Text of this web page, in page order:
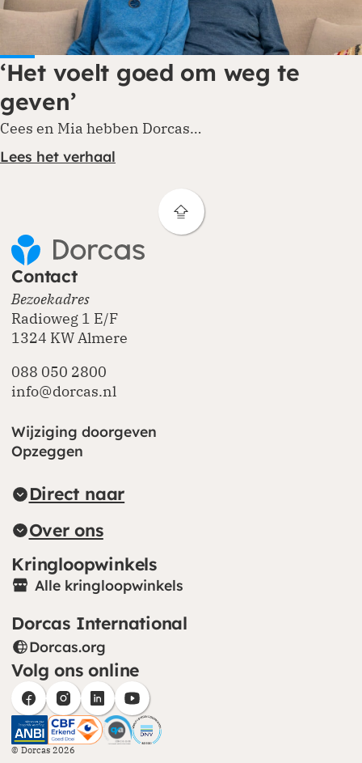
‘Het voelt goed om weg te
geven’
Cees en Mia hebben Dorcas…
Lees het verhaal
Contact
Bezoekadres
Radioweg 1 E/F
1324 KW Almere
088 050 2800
info@dorcas.nl
Wijziging doorgeven
Opzeggen
Direct naar
Over ons
Kringloopwinkels
Alle kringloopwinkels
Dorcas International
Dorcas.org
(opent in nieuw venster)
Volg ons online
(opent in nieuw venster)
(opent in nieuw venster)
(opent in nieuw venster)
(opent in nieuw venster)
CBF (opent in nieuw venster)
CHS (opent in nieuw venster)
© Dorcas 2026